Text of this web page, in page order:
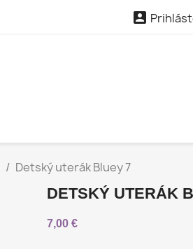

Detský uterák Bluey 7
DETSKÝ UTERÁK
7,00 €